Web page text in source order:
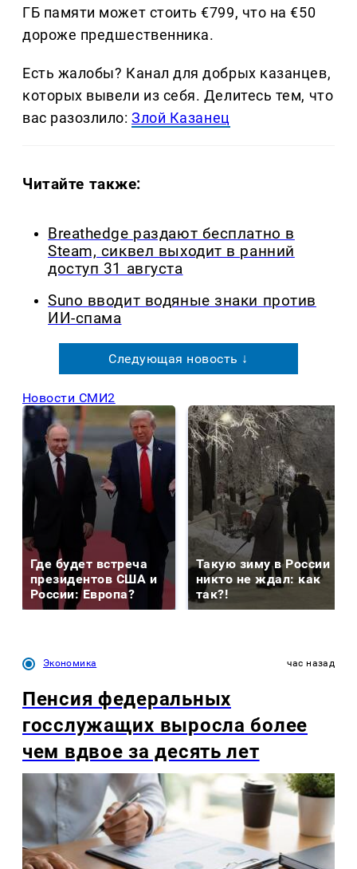
ГБ памяти может стоить €799, что на €50
дороже предшественника.
Есть жалобы? Канал для добрых казанцев,
которых вывели из себя. Делитеcь тем, что
вас разозлило:Злой Казанец
Читайте также:
Breathedge раздают бесплатно в
Steam, сиквел выходит в ранний
доступ 31 августа
Suno вводит водяные знаки против
ИИ-спама
Следующая новость ↓
Новости СМИ2
Где будет встреча
президентов США и
России: Европа?
Такую зиму в России
никто не ждал: как
так?!
Экономика час назад
Пенсия федеральных
госслужащих выросла более
чем вдвое за десять лет